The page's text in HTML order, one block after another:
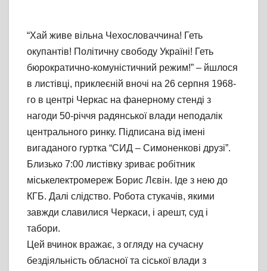
“Хай живе вільна Чехословаччина! Геть
окупантів! Політичну свободу Україні! Геть
бюрократично-комуністичний режим!” – йшлося
в листівці, приклеєній вночі на 26 серпня 1968-
го в центрі Черкас на фанерному стенді з
нагоди 50-річчя радянської влади неподалік
центрального ринку. Підписана від імені
вигаданого гуртка “СИД – Симоненкові друзі”.
Близько 7:00 листівку зриває робітник
міськелектромереж Борис Лєвін. Іде з нею до
КГБ. Далі слідство. Робота стукачів, якими
завжди славилися Черкаси, і арешт, суд і
табори.
Цей вчинок вражає, з огляду на сучасну
бездіяльність обласної та сіської влади з